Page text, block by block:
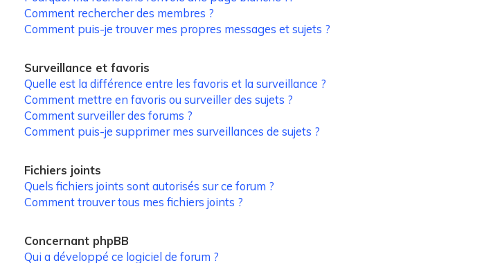
Comment rechercher des membres ?
Comment puis-je trouver mes propres messages et sujets ?
Surveillance et favoris
Quelle est la différence entre les favoris et la surveillance ?
Comment mettre en favoris ou surveiller des sujets ?
Comment surveiller des forums ?
Comment puis-je supprimer mes surveillances de sujets ?
Fichiers joints
Quels fichiers joints sont autorisés sur ce forum ?
Comment trouver tous mes fichiers joints ?
Concernant phpBB
Qui a développé ce logiciel de forum ?